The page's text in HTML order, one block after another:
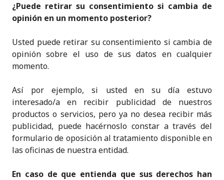
¿Puede retirar su consentimiento si cambia de
opinión en un momento posterior?
Usted puede retirar su consentimiento si cambia de
opinión sobre el uso de sus datos en cualquier
momento.
Así por ejemplo, si usted en su día estuvo
interesado/a en recibir publicidad de nuestros
productos o servicios, pero ya no desea recibir más
publicidad, puede hacérnoslo constar a través del
formulario de oposición al tratamiento disponible en
las oficinas de nuestra entidad.
En caso de que entienda que sus derechos han